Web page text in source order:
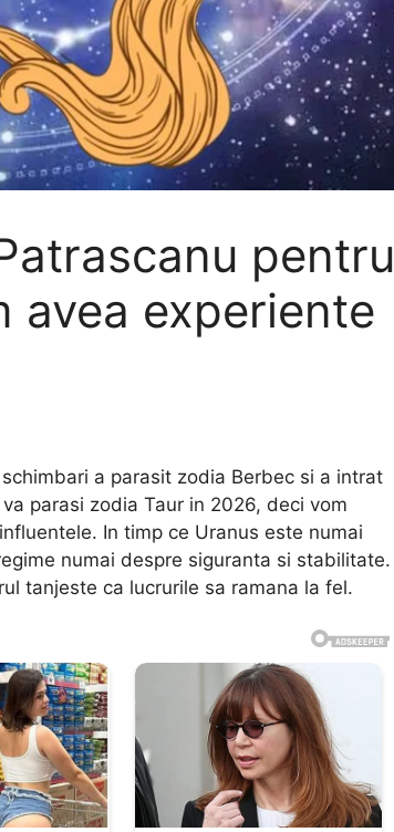
pentru
avea experiente
a parasit zodia Berbec si a intrat
parasi zodia Taur in 2026, deci vom
In timp ce Uranus este numai
numai despre siguranta si stabilitate.
tanjeste ca lucrurile sa ramana la fel.